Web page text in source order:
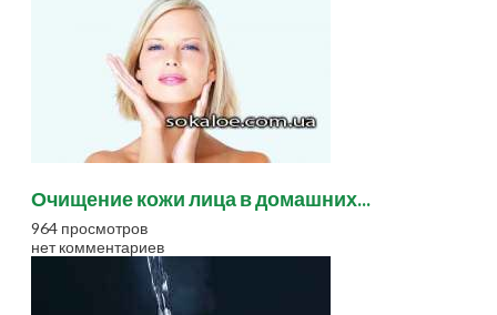
Очищение кожи лица в домашних...
964 просмотров
нет комментариев